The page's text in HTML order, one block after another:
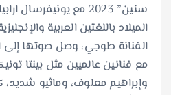
سنين” 2023 مع
الميلاد باللغتين العربية
الفنانة طوجي، وصل صوتها إلى
مع فنانين عالميين مثل بينتا
وإبراهيم معلوف، وماثيو